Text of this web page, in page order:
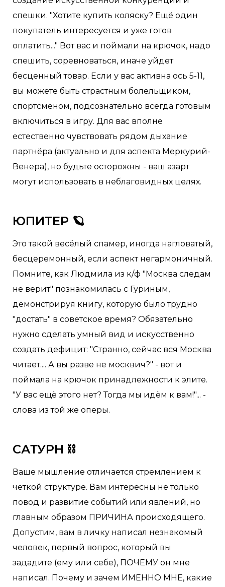
спешки. "Хотите купить коляску? Ещё один
покупатель интересуется и уже готов
оплатить..." Вот вас и поймали на крючок, надо
спешить, соревноваться, иначе уйдет
бесценный товар. Если у вас активна ось 5-11,
вы можете быть страстным болельщиком,
спортсменом, подсознательно всегда готовым
включиться в игру. Для вас вполне
естественно чувствовать рядом дыхание
партнёра (актуально и для аспекта Меркурий-
Венера), но будьте осторожны - ваш азарт
могут использовать в неблаговидных целях.
ЮПИТЕР 🪐
Это такой весёлый спамер, иногда нагловатый,
бесцеремонный, если аспект негармоничный.
Помните, как Людмила из к/ф "Москва следам
не верит" познакомилась с Гуриным,
демонстрируя книгу, которую было трудно
"достать" в советское время? Обязательно
нужно сделать умный вид и искусственно
создать дефицит: "Странно, сейчас вся Москва
читает.... А вы разве не москвич?" - вот и
поймала на крючок принадлежности к элите.
"У вас ещё этого нет? Тогда мы идём к вам!"... -
слова из той же оперы.
САТУРН ⛓
Ваше мышление отличается стремлением к
четкой структуре. Вам интересны не только
повод и развитие событий или явлений, но
главным образом ПРИЧИНА происходящего.
Допустим, вам в личку написал незнакомый
человек, первый вопрос, который вы
зададите (ему или себе), ПОЧЕМУ он мне
написал. Почему и зачем ИМЕННО МНЕ, какие